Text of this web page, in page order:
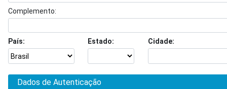
Complemento:
País: Estado: Cidade:
Dados de Autenticação